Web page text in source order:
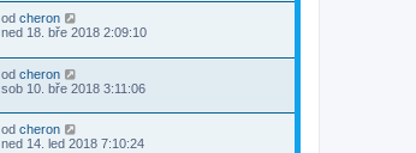
od cheron
ned 18. bře 2018 2:09:10
od cheron
sob 10. bře 2018 3:11:06
od cheron
ned 14. led 2018 7:10:24